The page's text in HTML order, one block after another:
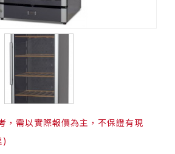
，需以實際報價為主，不保證有現
)